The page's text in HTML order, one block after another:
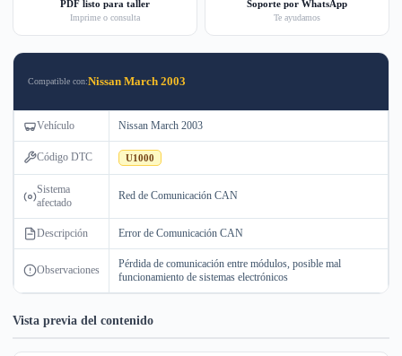
PDF listo para taller
Imprime o consulta
Soporte por WhatsApp
Te ayudamos
Compatible con:Nissan March 2003
Vehículo Nissan March 2003
Código DTC U1000
Sistema
afectado
Red de Comunicación CAN
Descripción Error de Comunicación CAN
Observaciones
Pérdida de comunicación entre módulos, posible mal
funcionamiento de sistemas electrónicos
Vista previa del contenido